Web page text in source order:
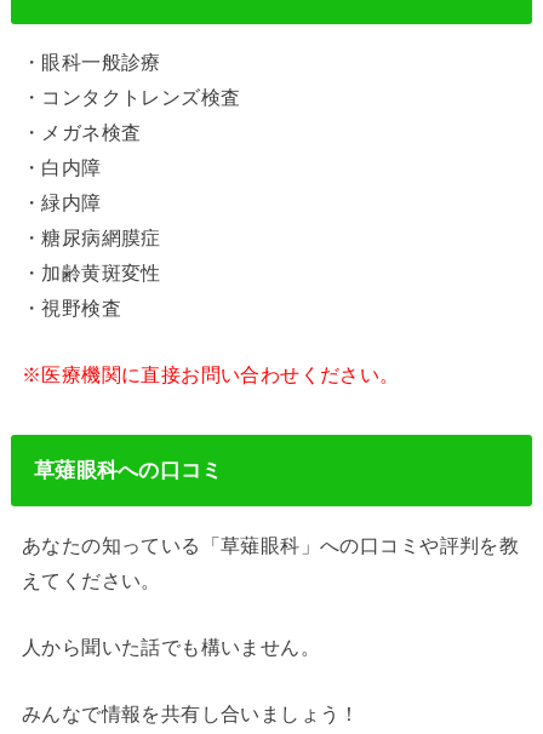
・眼科一般診療
・コンタクトレンズ検査
・メガネ検査
・白内障
・緑内障
・糖尿病網膜症
・加齢黄斑変性
・視野検査
※医療機関に直接お問い合わせください。
草薙眼科への口コミ
あなたの知っている「草薙眼科」への口コミや評判を教
えてください。
人から聞いた話でも構いません。
みんなで情報を共有し合いましょう！